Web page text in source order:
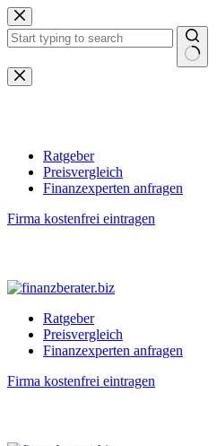
Zum
Inhalt
springen
Keine
Ergebnisse
Ratgeber
Preisvergleich
Finanzexperten anfragen
Firma kostenfrei eintragen
Ratgeber
Preisvergleich
Finanzexperten anfragen
Firma kostenfrei eintragen